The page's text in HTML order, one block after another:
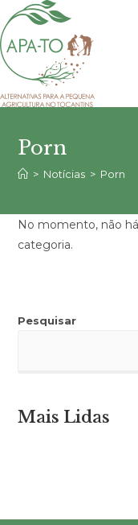
para
o
conteúdo
Porn
> Notícias > Porn
No momento, não
categoria.
Pesquisar
Mais Lidas